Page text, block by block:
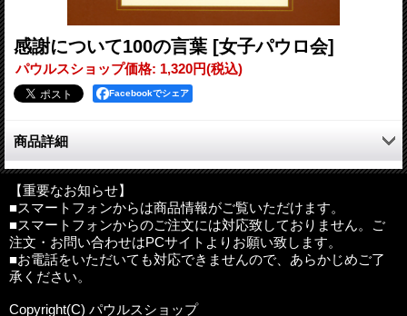
感謝について100の言葉 [女子パウロ会]
パウルスショップ価格: 1,320円(税込)
Facebookでシェア
商品詳細
世界中から集めた、感謝についての言葉100。
日々何気なく使っている言葉「ありがとう」。素直な「ありがと
う」、何かしら下心の見え隠れする「ありがとう」、次の親切を
期待する「ありがとう」など、さまざまな響きのある「ありがと
う」。
感謝の念を清めることが、人間のありようを清める。
編者：ヴィルヘルム・ミュース
【重要なお知らせ】
■スマートフォンからは商品情報がご覧いただけます。
■スマートフォンからのご注文には対応致しておりません。ご
注文・お問い合わせはPCサイトよりお願い致します。
■お電話をいただいても対応できませんので、あらかじめご了
承ください。
Copyright(C) パウルスショップ